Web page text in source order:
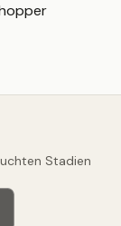
Stadien